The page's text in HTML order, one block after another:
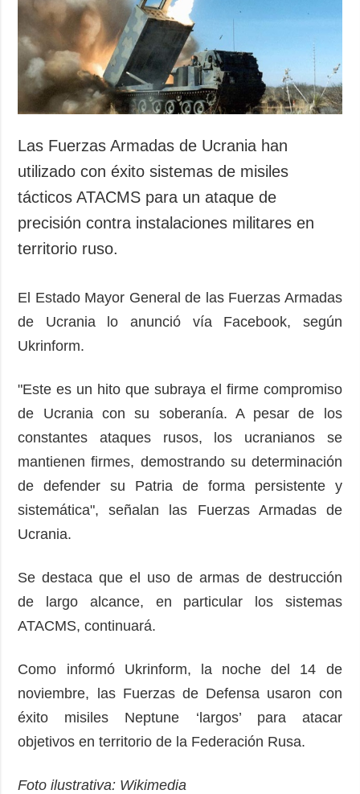
Las Fuerzas Armadas de Ucrania han
utilizado con éxito sistemas de misiles
tácticos ATACMS para un ataque de
precisión contra instalaciones militares en
territorio ruso.
El Estado Mayor General de las Fuerzas Armadas
de Ucrania lo anunció vía Facebook, según
Ukrinform.
"Este es un hito que subraya el firme compromiso
de Ucrania con su soberanía. A pesar de los
constantes ataques rusos, los ucranianos se
mantienen firmes, demostrando su determinación
de defender su Patria de forma persistente y
sistemática", señalan las Fuerzas Armadas de
Ucrania.
Se destaca que el uso de armas de destrucción
de largo alcance, en particular los sistemas
ATACMS, continuará.
Como informó Ukrinform, la noche del 14 de
noviembre, las Fuerzas de Defensa usaron con
éxito misiles Neptune ‘largos’ para atacar
objetivos en territorio de la Federación Rusa.
Foto ilustrativa: Wikimedia